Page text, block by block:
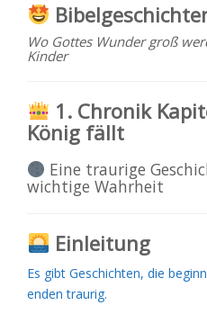
Wo Gottes Wunder groß
Kinder
1. Chronik
König fällt
Eine traurige
wichtige Wahrheit
Einleitung
Es gibt Geschichten, die
enden traurig.